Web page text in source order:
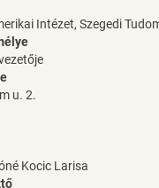
Intézet, Szegedi
u. 2.
Kocic Larisa